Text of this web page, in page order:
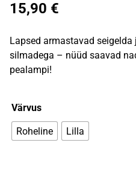
15,90 €
Lapsed armastavad
silmadega – nüüd saavad
pealampi!
Värvus
Roheline Lilla